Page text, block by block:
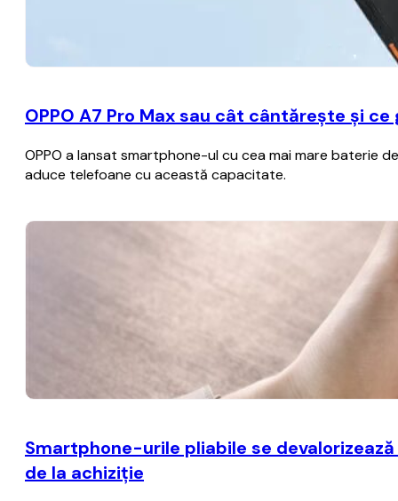
OPPO A7 Pro Max sau cât cântărește și
OPPO a lansat smartphone-ul cu cea mai mare baterie
aduce telefoane cu această capacitate.
Smartphone-urile pliabile se
de la achiziţie